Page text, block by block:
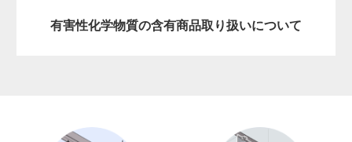
有害性化学物質の含有商品取り扱いについて